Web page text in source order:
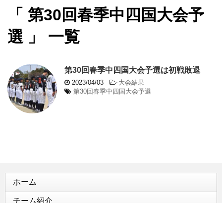
「 第30回春季中四国大会予
選 」 一覧
第30回春季中四国大会予選は初戦敗退
2023/04/03 -大会結果
第30回春季中四国大会予選
ホーム
チーム紹介